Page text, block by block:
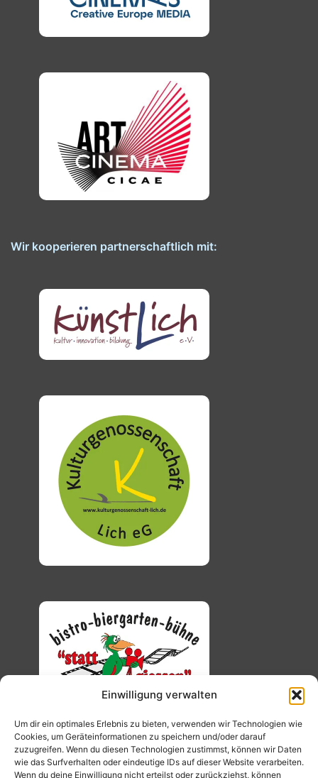
Einwilligung verwalten
Um dir ein optimales Erlebnis zu bieten, verwenden wir Technologien wie
Cookies, um Geräteinformationen zu speichern und/oder darauf
zuzugreifen. Wenn du diesen Technologien zustimmst, können wir Daten
wie das Surfverhalten oder eindeutige IDs auf dieser Website verarbeiten.
Wenn du deine Einwilligung nicht erteilst oder zurückziehst, können
Wir kooperieren partnerschaftlich mit: